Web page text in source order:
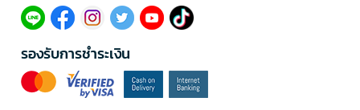
รองรับการชำระเงิน